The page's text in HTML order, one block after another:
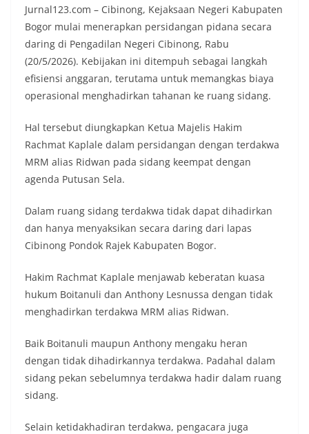
Jurnal123.com – Cibinong, Kejaksaan Negeri Kabupaten
Bogor mulai menerapkan persidangan pidana secara
daring di Pengadilan Negeri Cibinong, Rabu
(20/5/2026). Kebijakan ini ditempuh sebagai langkah
efisiensi anggaran, terutama untuk memangkas biaya
operasional menghadirkan tahanan ke ruang sidang.
Hal tersebut diungkapkan Ketua Majelis Hakim
Rachmat Kaplale dalam persidangan dengan terdakwa
MRM alias Ridwan pada sidang keempat dengan
agenda Putusan Sela.
Dalam ruang sidang terdakwa tidak dapat dihadirkan
dan hanya menyaksikan secara daring dari lapas
Cibinong Pondok Rajek Kabupaten Bogor.
Hakim Rachmat Kaplale menjawab keberatan kuasa
hukum Boitanuli dan Anthony Lesnussa dengan tidak
menghadirkan terdakwa MRM alias Ridwan.
Baik Boitanuli maupun Anthony mengaku heran
dengan tidak dihadirkannya terdakwa. Padahal dalam
sidang pekan sebelumnya terdakwa hadir dalam ruang
sidang.
Selain ketidakhadiran terdakwa, pengacara juga